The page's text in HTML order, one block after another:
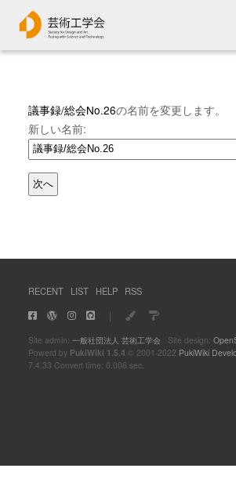
議事録/総会No.26の名前を変更します。
新しい名前:
RECENT LIST HELP RSS
｜
Site admin: 一般社団法人 芸術工学会Site design:
Powerd by PukiWiki 1.5.4 © 2001-2022 PukiWiki
7.4.33 Convert time: 0.006 sec.